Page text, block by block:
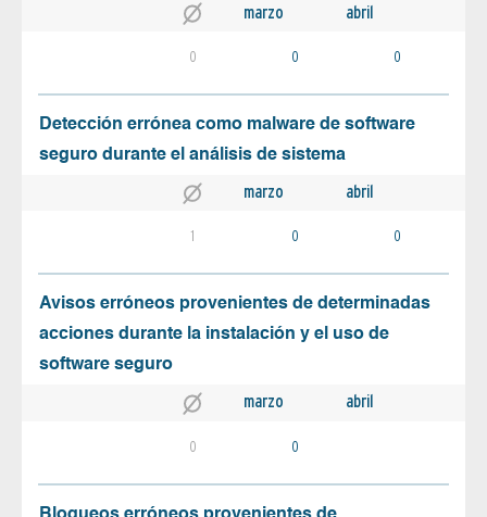
marzo abril
0 0 0
Detección errónea como malware de software
seguro durante el análisis de sistema
marzo abril
1 0 0
Avisos erróneos provenientes de determinadas
acciones durante la instalación y el uso de
software seguro
marzo abril
0 0